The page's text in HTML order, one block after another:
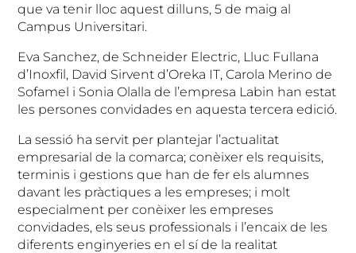
que va tenir lloc aquest dilluns, 5 de maig al
Campus Universitari.
Eva Sanchez, de Schneider Electric, Lluc Fullana
d’Inoxfil, David Sirvent d’Oreka IT, Carola Merino de
Sofamel i Sonia Olalla de l’empresa Labin han estat
les persones convidades en aquesta tercera edició.
La sessió ha servit per plantejar l’actualitat
empresarial de la comarca; conèixer els requisits,
terminis i gestions que han de fer els alumnes
davant les pràctiques a les empreses; i molt
especialment per conèixer les empreses
convidades, els seus professionals i l’encaix de les
diferents enginyeries en el sí de la realitat